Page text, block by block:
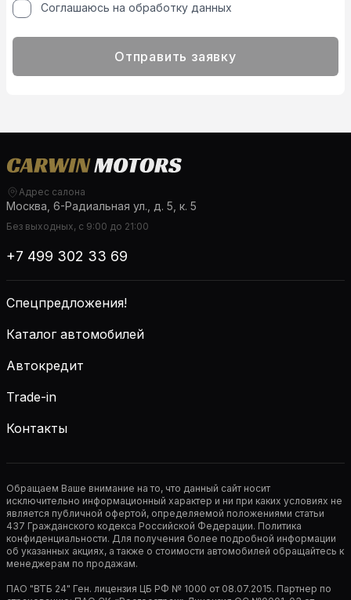
Соглашаюсь на обработку данных
Отправить заявку
Адрес салона
Москва, 6-Радиальная ул., д. 5, к. 5
Без выходных, с 9:00 до 21:00
+7 499 302 33 69
Спецпредложения!
Каталог автомобилей
Автокредит
Trade-in
Контакты
Обращаем Ваше внимание на то, что данный сайт носит
исключительно информационный характер и ни при каких условиях не
является публичной офертой, определяемой положениями статьи
437 Гражданского кодекса Российской Федерации. Политика
конфиденциальности. Для получения более подробной информации
об указанных акциях, а также о стоимости автомобилей обращайтесь к
менеджерам по продажам.
ПАО "ВТБ 24" Ген. лицензия ЦБ РФ № 1000 от 08.07.2015. Партнер по